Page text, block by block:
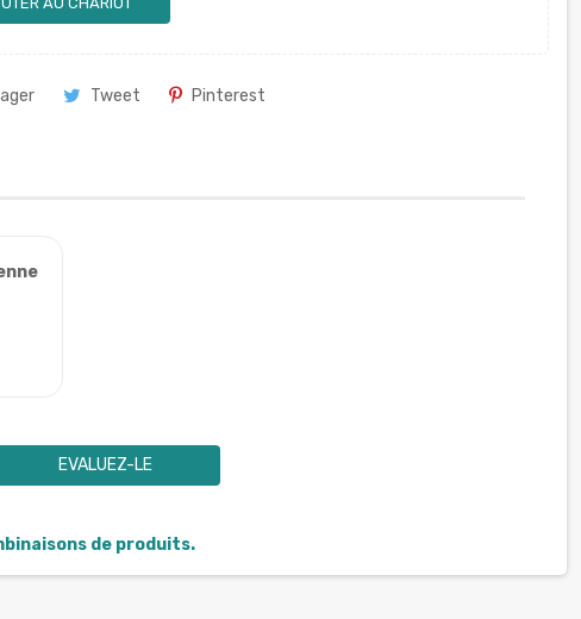
Tweet Pinterest
EVALUEZ-LE
de produits.